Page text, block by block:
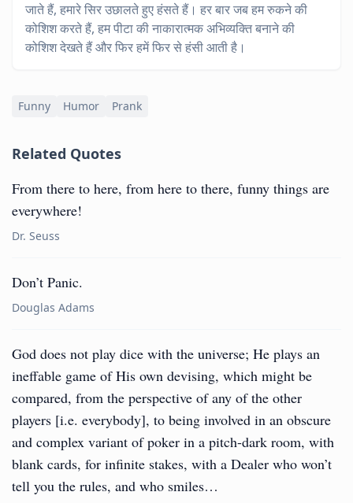
जाते हैं, हमारे सिर उछालते हुए हंसते हैं। हर बार जब हम रुकने की
कोशिश करते हैं, हम पीटा की नाकारात्मक अभिव्यक्ति बनाने की
कोशिश देखते हैं और फिर हमें फिर से हंसी आती है।
Funny Humor Prank
Related Quotes
From there to here, from here to there, funny things are
everywhere!
Dr. Seuss
Don’t Panic.
Douglas Adams
God does not play dice with the universe; He plays an
ineffable game of His own devising, which might be
compared, from the perspective of any of the other
players [i.e. everybody], to being involved in an obscure
and complex variant of poker in a pitch-dark room, with
blank cards, for infinite stakes, with a Dealer who won’t
tell you the rules, and who smiles…